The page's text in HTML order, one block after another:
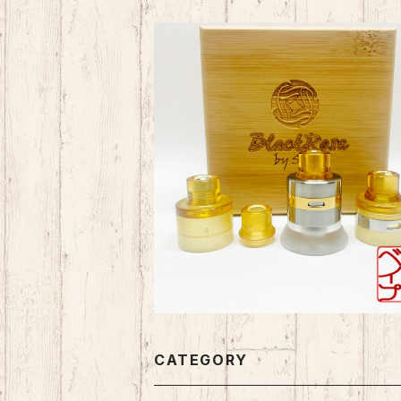
Black Rose #1 RDA『日本特別
¥26,400
SOLD OUT
CATEGORY